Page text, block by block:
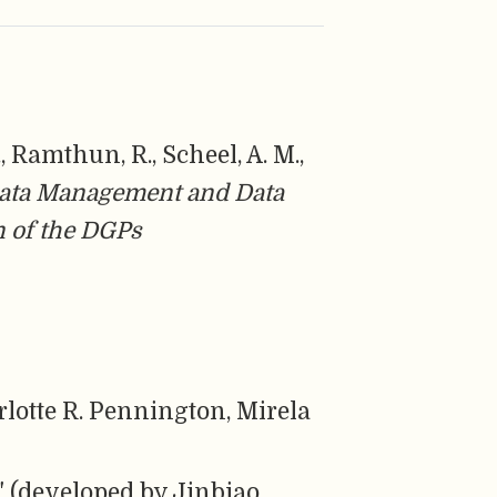
R., Scheel, A. M.,
Management and Data
the DGPs
R. Pennington, Mirela